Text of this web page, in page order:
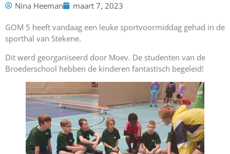
Nina Heeman maart 7, 2023
GOM 5 heeft vandaag een leuke sportvoormiddag gehad in de
sporthal van Stekene.
Dit werd georganiseerd door Moev. De studenten van de
Broederschool hebben de kinderen fantastisch begeleid!